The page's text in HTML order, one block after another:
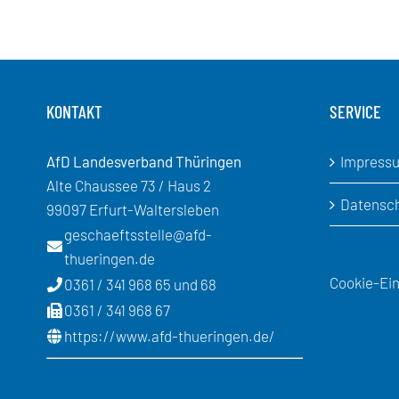
KONTAKT
AfD Landesverband Thüringen
Alte Chaussee 73 / Haus 2
99097 Erfurt-Waltersleben
geschaeftsstelle@afd-
thueringen.de
0361 / 341 968 65 und 68
0361 / 341 968 67
https://www.afd-thueringen.de/
SERVICE
Cookie-